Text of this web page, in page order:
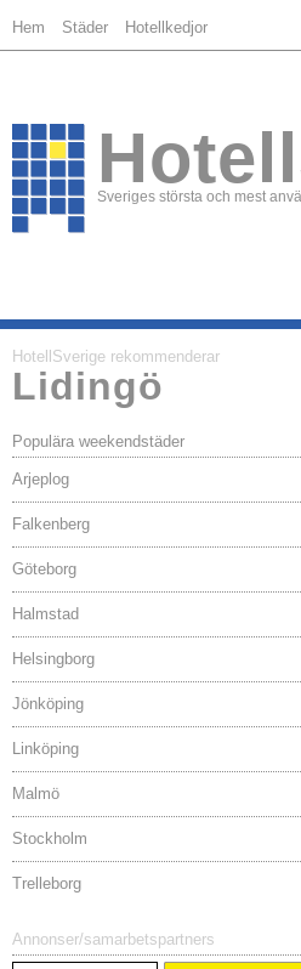
Hem Städer Hotellkedjor
Sveriges största och mest
HotellSverige rekommenderar
Lidingö
Populära weekendstäder
Arjeplog
Falkenberg
Göteborg
Halmstad
Helsingborg
Jönköping
Linköping
Malmö
Stockholm
Trelleborg
Annonser/samarbetspartners